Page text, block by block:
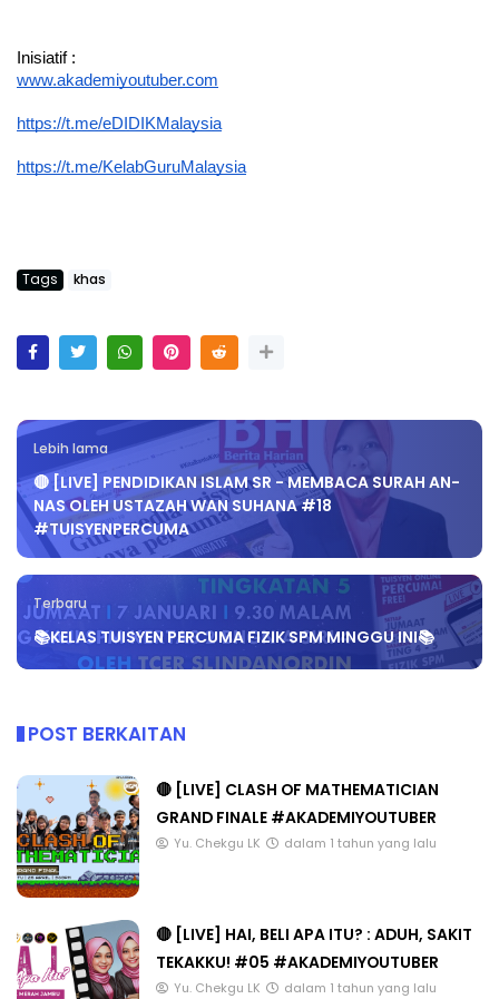
Inisiatif :
www.akademiyoutuber.com
https://t.me/eDIDIKMalaysia
https://t.me/KelabGuruMalaysia
Tags khas
Lebih lama
🔴 [LIVE] PENDIDIKAN ISLAM SR - MEMBACA SURAH AN-
NAS OLEH USTAZAH WAN SUHANA #18
#TUISYENPERCUMA
Terbaru
📚KELAS TUISYEN PERCUMA FIZIK SPM MINGGU INI📚
POST BERKAITAN
🔴 [LIVE] CLASH OF MATHEMATICIAN
GRAND FINALE #AKADEMIYOUTUBER
Yu. Chekgu LK dalam 1 tahun yang lalu
🔴 [LIVE] HAI, BELI APA ITU? : ADUH, SAKIT
TEKAKKU! #05 #AKADEMIYOUTUBER
Yu. Chekgu LK dalam 1 tahun yang lalu